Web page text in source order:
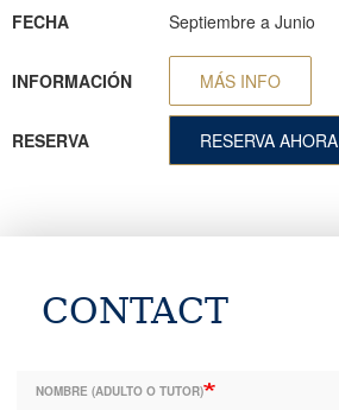
FECHA Septiembre a Junio
INFORMACIÓN MÁS INFO
RESERVA RESERVA AHORA
CONTACT
NOMBRE (ADULTO O TUTOR)